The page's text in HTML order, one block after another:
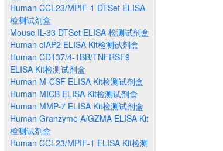
Human CCL23/MPIF-1 DTSet ELISA
检测试剂盒
Mouse IL-33 DTSet ELISA 检测试剂盒
Human cIAP2 ELISA Kit检测试剂盒
Human CD137/4-1BB/TNFRSF9
ELISA Kit检测试剂盒
Human M-CSF ELISA Kit检测试剂盒
Human MICB ELISA Kit检测试剂盒
Human MMP-7 ELISA Kit检测试剂盒
Human Granzyme A/GZMA ELISA Kit
检测试剂盒
Human CCL23/MPIF-1 ELISA Kit检测